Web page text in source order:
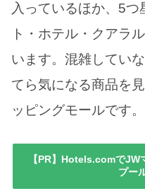
入っているほか、5
ト・ホテル・クアラ
います。混雑してい
てら気になる商品を
ッピングモールです。
【PR】Hotels.comでJW
プー